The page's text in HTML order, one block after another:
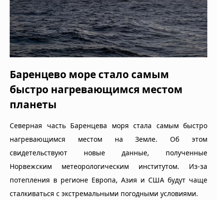
Баренцево море стало самым
быстро нагревающимся местом
планеты
Северная часть Баренцева моря стала самым быстро
нагревающимся местом на Земле. Об этом
свидетельствуют новые данные, полученные
Норвежским метеорологическим институтом. Из-за
потепления в регионе Европа, Азия и США будут чаще
сталкиваться с экстремальными погодными условиями.